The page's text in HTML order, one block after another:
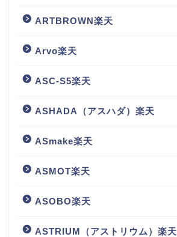
ARTBROWN楽天
Arvo楽天
ASC-S5楽天
ASHADA（アスハダ）楽天
ASmake楽天
ASMOT楽天
ASOBO楽天
ASTRIUM（アストリウム）楽天